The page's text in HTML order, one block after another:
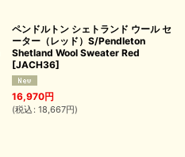
ペンドルトン シェトランド ウール セ
ーター（レッド）S/Pendleton
Shetland Wool Sweater Red
[JACH36]
16,970円
(税込 : 18,667円)